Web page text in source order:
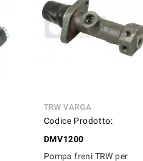
TRW VARGA
Codice Prodotto:
DMV1200
Pompa freni TRW per